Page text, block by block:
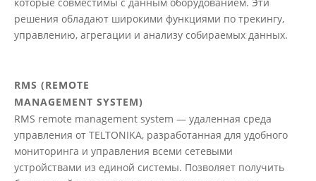
решения обладают широкими функциями по трекингу,
управлению, агрегации и анализу собираемых данных.
RMS (REMOTE
MANAGEMENT SYSTEM)
RMS remote management system — удаленная среда
управления от TELTONIKA, разработанная для удобного
мониторинга и управления всеми сетевыми
устройствами из единой системы. Позволяет получить